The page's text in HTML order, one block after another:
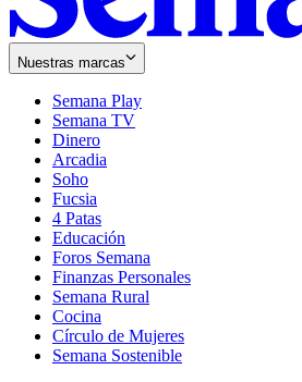
Nuestras marcas
Semana Play
Semana TV
Dinero
Arcadia
Soho
in
new
window
Fucsia
in
new
window
4 Patas
Educación
Foros Semana
Finanzas Personales
Semana Rural
Cocina
Círculo de Mujeres
Semana Sostenible